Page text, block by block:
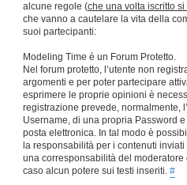
alcune regole (che una volta iscritto
che vanno a cautelare la vita della
suoi partecipanti:
Modeling Time è un Forum Protetto.
Nel forum protetto, l’utente non
argomenti e per poter partecipare
esprimere le proprie opinioni è
registrazione prevede, normalmente,
Username, di una propria Password
posta elettronica. In tal modo è
la responsabilità per i contenuti
una corresponsabilità del
caso alcun potere sui testi inseriti. #